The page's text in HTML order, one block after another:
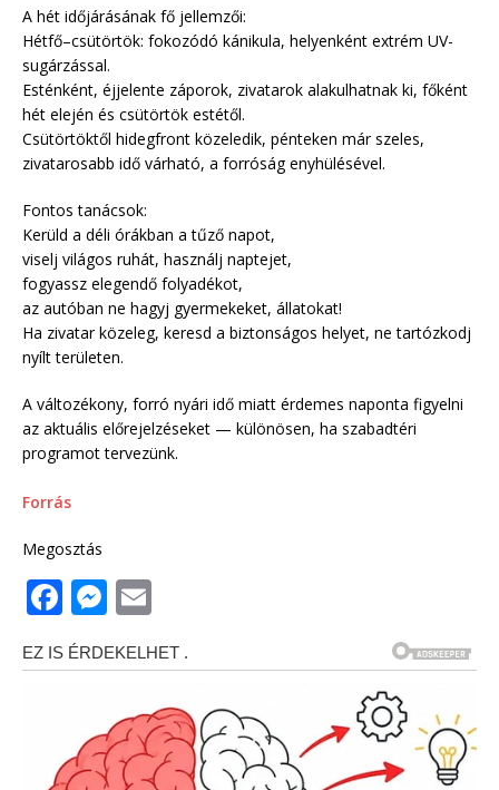
A hét időjárásának fő jellemzői:
Hétfő–csütörtök: fokozódó kánikula, helyenként extrém UV-
sugárzással.
Esténként, éjjelente záporok, zivatarok alakulhatnak ki, főként
hét elején és csütörtök estétől.
Csütörtöktől hidegfront közeledik, pénteken már szeles,
zivatarosabb idő várható, a forróság enyhülésével.
Fontos tanácsok:
Kerüld a déli órákban a tűző napot,
viselj világos ruhát, használj naptejet,
fogyassz elegendő folyadékot,
az autóban ne hagyj gyermekeket, állatokat!
Ha zivatar közeleg, keresd a biztonságos helyet, ne tartózkodj
nyílt területen.
A változékony, forró nyári idő miatt érdemes naponta figyelni
az aktuális előrejelzéseket — különösen, ha szabadtéri
programot tervezünk.
Forrás
Megosztás
F
a
c
b
o
M
ss
e
n
g
ai
l